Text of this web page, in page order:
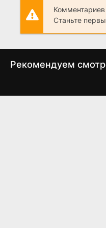
Комментариев
Станьте
Рекомендуем